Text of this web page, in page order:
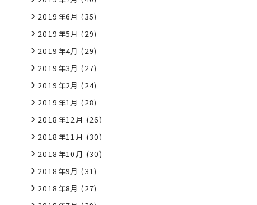
2019年6月 (35)
2019年5月 (29)
2019年4月 (29)
2019年3月 (27)
2019年2月 (24)
2019年1月 (28)
2018年12月 (26)
2018年11月 (30)
2018年10月 (30)
2018年9月 (31)
2018年8月 (27)